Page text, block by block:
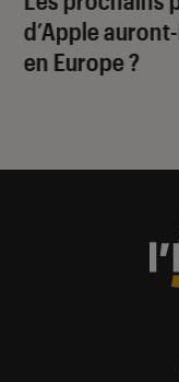
d’Apple
en Europe ?